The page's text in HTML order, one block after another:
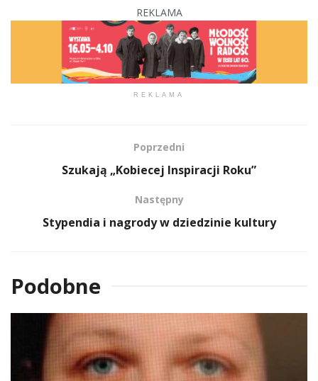
REKLAMA
REKLAMA
Poprzedni
Szukają „Kobiecej Inspiracji Roku”
Następny
Stypendia i nagrody w dziedzinie kultury
Podobne